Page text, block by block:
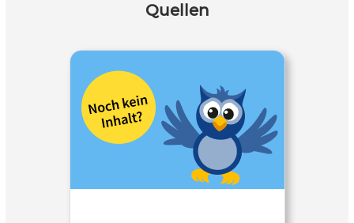
Quellen